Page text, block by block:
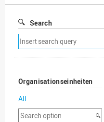
Search
Remove
search
filter
Organisationseinheiten
All
Search